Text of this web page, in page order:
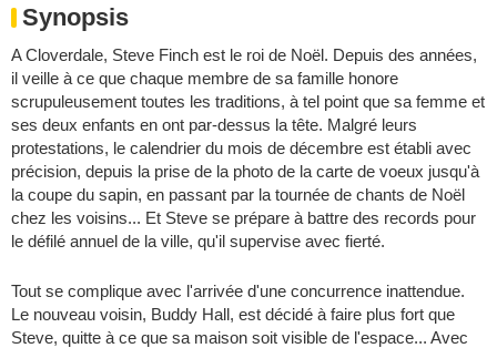
Synopsis
A Cloverdale, Steve Finch est le roi de Noël. Depuis des années,
il veille à ce que chaque membre de sa famille honore
scrupuleusement toutes les traditions, à tel point que sa femme et
ses deux enfants en ont par-dessus la tête. Malgré leurs
protestations, le calendrier du mois de décembre est établi avec
précision, depuis la prise de la photo de la carte de voeux jusqu'à
la coupe du sapin, en passant par la tournée de chants de Noël
chez les voisins... Et Steve se prépare à battre des records pour
le défilé annuel de la ville, qu'il supervise avec fierté.
Tout se complique avec l'arrivée d'une concurrence inattendue.
Le nouveau voisin, Buddy Hall, est décidé à faire plus fort que
Steve, quitte à ce que sa maison soit visible de l'espace... Avec